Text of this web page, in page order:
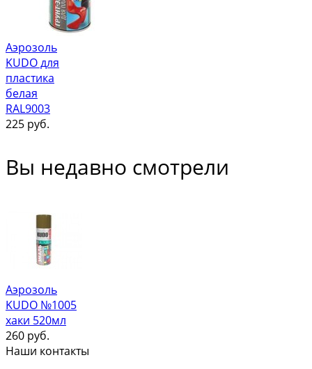
Аэрозоль
KUDO для
пластика
белая
RAL9003
225 руб.
Вы недавно смотрели
Аэрозоль
KUDO №1005
хаки 520мл
260 руб.
Наши контакты